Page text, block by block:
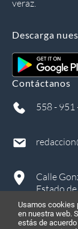
veraz.
Descarga
Contáctanos
558 - 951
Calle
Estado
Usamos cookies
en nuestra web.
estás de